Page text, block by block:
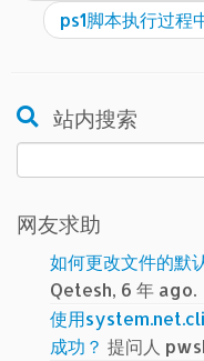
ps1脚本执行过程
站内搜索
索：
网友求助
如何更改文件的默
Qetesh, 6 年 ago.
使用
成功？ 提问人